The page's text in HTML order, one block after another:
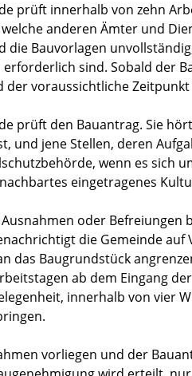
prüft innerhalb von zehn
anderen Ämter und
die Bauvorlagen
erforderlich sind. Sobald der
der voraussichtliche
prüft den Bauantrag. Sie
und jene Stellen, deren
wenn es sich
eingetragenes
oder Befreiungen
die Gemeinde
das Baugrundstück
ab dem Eingang
innerhalb von vier
vorliegen und der